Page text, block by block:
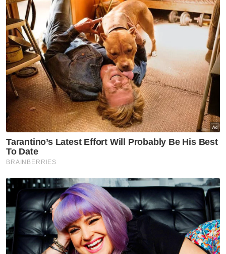
tiga komponen utama
melibatkan struktur ATM -
Menteri Pertahanan
Nasional
Tindakan sita kontena muatan
ke Israel bukti ketegasan
Malaysia - Anwar
Nasional
JMD 2026 perkasa rakyat ke
arah negara AI
Nasional